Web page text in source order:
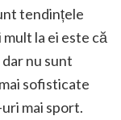
tendințele
mult la ei este că
nu sunt
sofisticate
mai sport.